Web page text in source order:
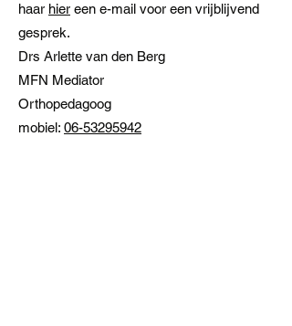
haar hier een e-mail voor een vrijblijvend
gesprek.
Drs Arlette van den Berg
MFN Mediator
Orthopedagoog
mobiel: 06-53295942